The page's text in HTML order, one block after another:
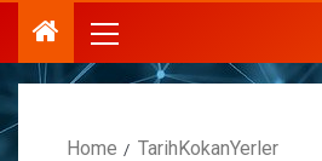
Home TarihKokanYerler